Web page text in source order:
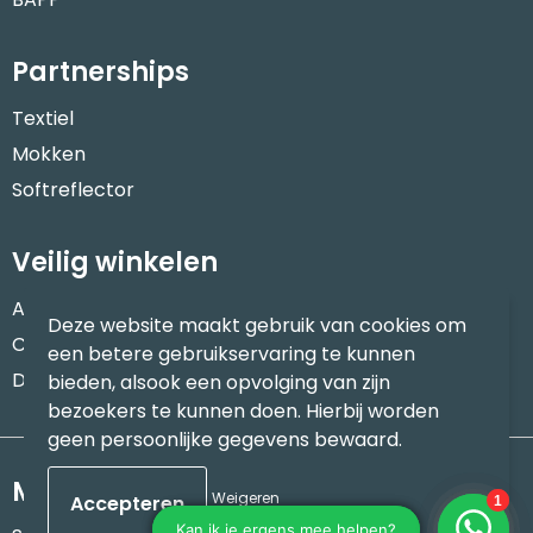
Partnerships
Textiel
Mokken
Softreflector
Veilig winkelen
Algemene voorwaarden
Cookieverklaring
Disclaimer
Meld je aan voor onze nieuwsbrief
Deze website maakt gebruik van cookies om
een betere gebruikservaring te kunnen
bieden, alsook een opvolging van zijn
bezoekers te kunnen doen. Hierbij worden
geen persoonlijke gegevens bewaard.
Weigeren